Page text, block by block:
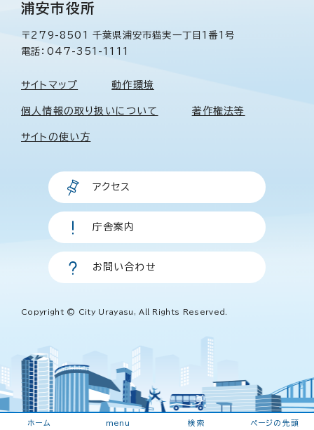
ホーム menu 検索 ページの先頭
浦安市役所
〒279-8501 千葉県浦安市猫実一丁目1番1号
電話：047-351-1111
サイトマップ 動作環境
個人情報の取り扱いについて 著作権法等
サイトの使い方
アクセス
庁舎案内
お問い合わせ
Copyright © City Urayasu, All Rights Reserved.